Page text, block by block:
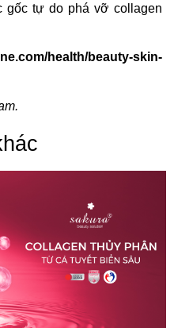
gốc tự do phá vỡ collagen
health/beauty-skin-